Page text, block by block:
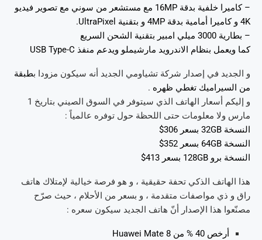
– كاميرا خلفية بدقة 16MP مع مستشعر من سوني مع تصوير فيديو
4K و كاميرا أمامية بدقة 4MP و بتقنية UltraPixel.
– بطارية 3000 ميلي امبير بتقنية الشحن السريع
كما ويعمل بنظام الاندرويد مارشيملو ويدعم منفذ USB Type-C
و الجديد في إصدار شركة تشياومي الجديد أنه سيكون مزودا بطبقة
من السيراميك تغطي ظهره .
و إليكم أسعار الهاتف الذي سيتوفر في السوق الصيني بتاريخ 1
مارس ولا معلومات حتى اللحظة حول توفره عالمياً :
النسخة 32GB بسعر 306$
النسخة 64GB بسعر 352$
النسخة برو 128GB بسعر 413$
هذا الهاتف الذكي تحفة حقيقية ، و هو فرصة خيالية لإمتلاك هاتف
راق و ذي مواصفات متقدمة ، و بسعر من الأحلام ، حيث صرّح
مصنّعوا هذا الإصدار أنّ هاتف الجديد سيكون سعره :
أرخص 40 % من Huawei Mate 8